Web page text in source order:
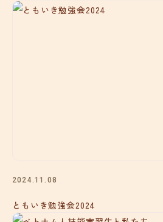
2024.11.08
ともいき勉強会2024